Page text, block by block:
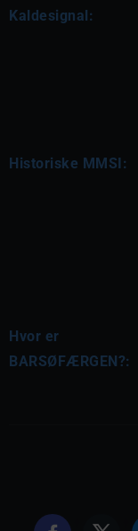
Kaldesignal:
Historiske MMSI:
Hvor er
BARSØFÆRGEN?: